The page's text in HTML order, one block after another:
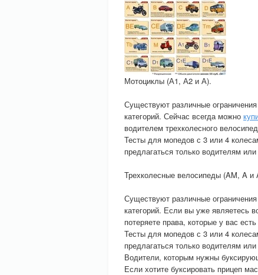
Мотоциклы (А1, А2 и А).
Существуют различные
категорий. Сейчас всегда можно
водителем трехколесного
Тесты для мопедов с 3 или 4
предлагаться только водителям
Трехколесные велосипеды (AM, A и
Существуют различные
категорий. Если вы уже являетесь
потеряете права, которые у вас
Тесты для мопедов с 3 или 4
предлагаться только водителям
Водители, которым нужны
Если хотите буксировать прицеп